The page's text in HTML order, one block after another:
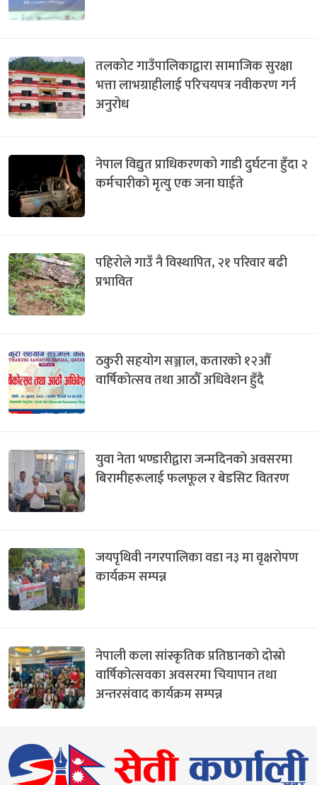
तलकोट गाउँपालिकाद्वारा सामाजिक सुरक्षा
भत्ता लाभग्राहीलाई परिचयपत्र नवीकरण गर्न
अनुरोध
नेपाल विद्युत प्राधिकरणको गाडी दुर्घटना हुँदा २
कर्मचारीको मृत्यु एक जना घाईते
पहिरोले गाउँ नै विस्थापित, २१ परिवार बढी
प्रभावित
ठकुरी सहयोग सञ्जाल, कतारको १२औँ
वार्षिकोत्सव तथा आठौँ अधिवेशन हुँदै
युवा नेता भण्डारीद्वारा जन्मदिनको अवसरमा
बिरामीहरूलाई फलफूल र बेडसिट वितरण
जयपृथिवी नगरपालिका वडा न३ मा वृक्षरोपण
कार्यक्रम सम्पन्न
नेपाली कला सांस्कृतिक प्रतिष्ठानको दोस्रो
वार्षिकोत्सवका अवसरमा चियापान तथा
अन्तरसंवाद कार्यक्रम सम्पन्न